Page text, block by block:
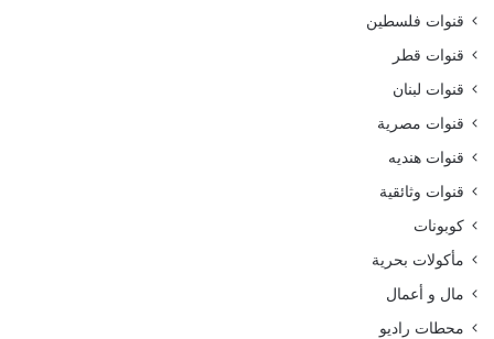
قنوات فلسطين
قنوات قطر
قنوات لبنان
قنوات مصرية
قنوات هنديه
قنوات وثائقية
كوبونات
مأكولات بحرية
مال و أعمال
محطات راديو